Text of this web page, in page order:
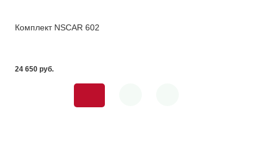
Комплект NSCAR 602
24 650 pуб.